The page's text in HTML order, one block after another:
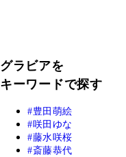
グラビアを
キーワードで探す
豊田萌絵
咲田ゆな
藤水咲桜
斎藤恭代